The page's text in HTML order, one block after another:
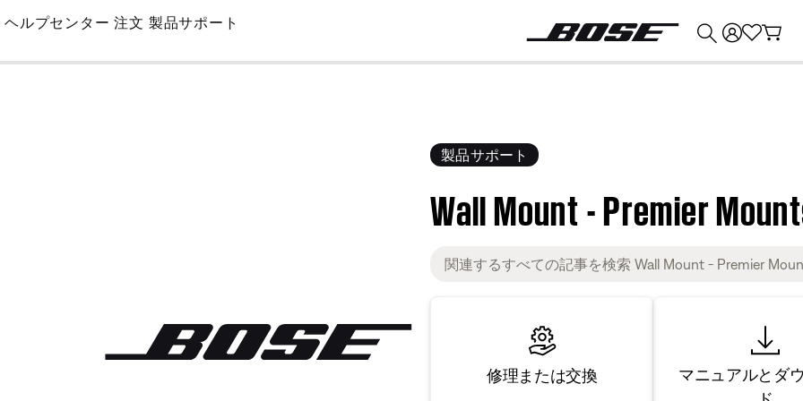
Skip
Main
ヘルプセンター 注文 製品サポート
製品サポート
Wall Mount - Premier
修理または交換
マニュアルとダ